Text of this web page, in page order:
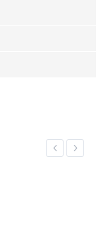
Previous
Next